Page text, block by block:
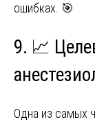
ошибках. 🎯
9. 📈
Одна из самых